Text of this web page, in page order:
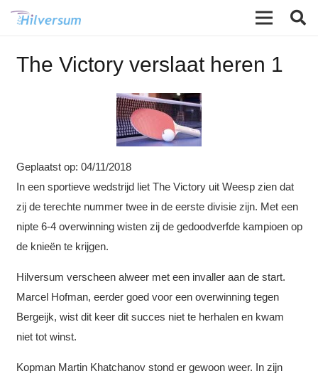
The Victory verslaat heren 1
Geplaatst op: 04/11/2018
In een sportieve wedstrijd liet The Victory uit Weesp zien dat
zij de terechte nummer twee in de eerste divisie zijn. Met een
nipte 6-4 overwinning wisten zij de gedoodverfde kampioen op
de knieën te krijgen.
Hilversum verscheen alweer met een invaller aan de start.
Marcel Hofman, eerder goed voor een overwinning tegen
Bergeijk, wist dit keer dit succes niet te herhalen en kwam
niet tot winst.
Kopman Martin Khatchanov stond er gewoon weer. In zijn